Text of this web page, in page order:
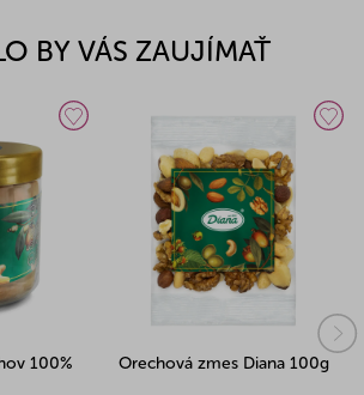
BY VÁS ZAUJÍMAŤ
100%
Orechová zmes Diana 100g